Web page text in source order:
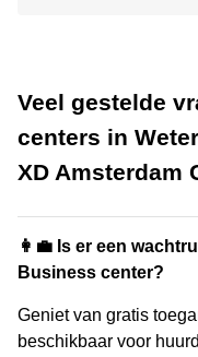
Veel gestelde
centers in
XD Amsterdam
👩‍💼 Is er een
Business center?
Geniet van gratis
beschikbaar voor